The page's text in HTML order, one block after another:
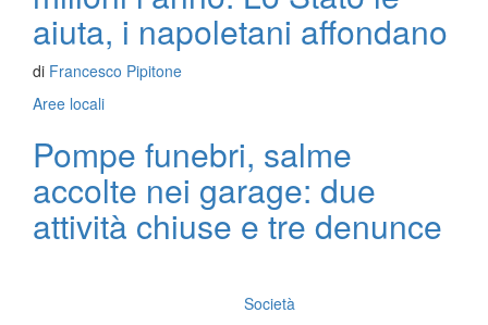
aiuta, i napoletani affondano
di Francesco Pipitone
Aree locali
Pompe funebri, salme
accolte nei garage: due
attività chiuse e tre denunce
Società